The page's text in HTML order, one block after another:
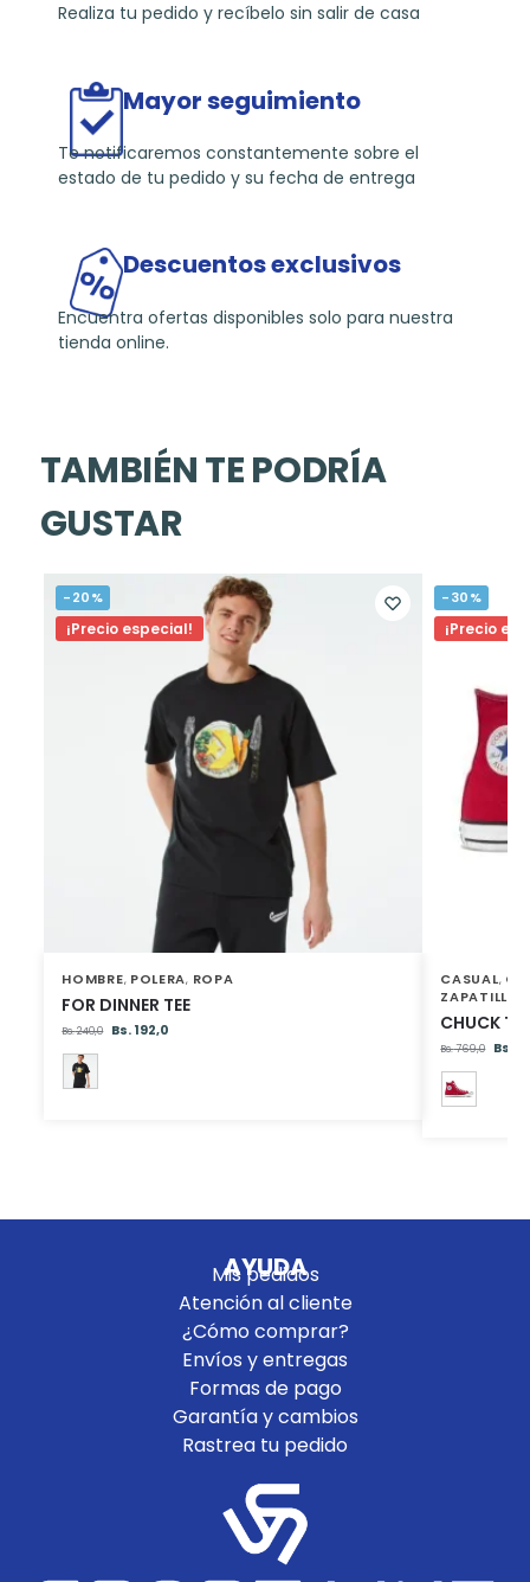
Realiza tu pedido y recíbelo sin salir de casa
Mayor seguimiento
Te notificaremos constantemente sobre el
estado de tu pedido y su fecha de entrega
Descuentos exclusivos
Encuentra ofertas disponibles solo para nuestra
tienda online.
TAMBIÉN TE PODRÍA
GUSTAR
-20%
¡Precio especial!
HOMBRE, POLERA, ROPA
FOR DINNER TEE
Bs.240,0 Bs.192,0
-30%
¡Precio
CASUAL,
ZAPATILLAS
CHUCK
Bs.769,0 Bs.
AYUDA
Mis pedidos
Atención al cliente
¿Cómo comprar?
Envíos y entregas
Formas de pago
Garantía y cambios
Rastrea tu pedido